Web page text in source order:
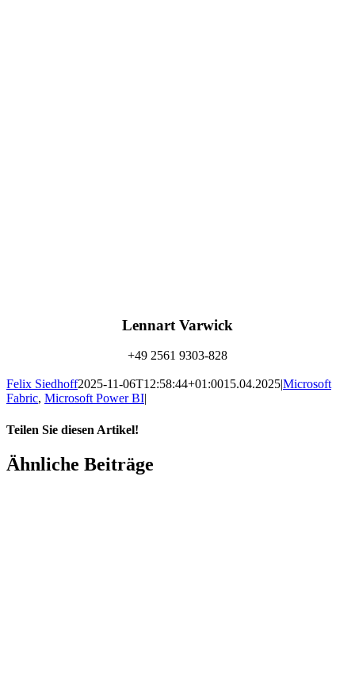
Lennart Varwick
+49 2561 9303-828
Felix Siedhoff2025-11-06T12:58:44+01:0015.04.2025|Microsoft
Fabric, Microsoft Power BI|
Teilen Sie diesen Artikel!
Facebook
X
Reddit
LinkedIn
WhatsApp
Xing
E-
Mail
Ähnliche Beiträge